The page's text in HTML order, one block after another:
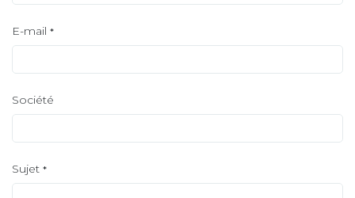
E-mail *
Société
Sujet *